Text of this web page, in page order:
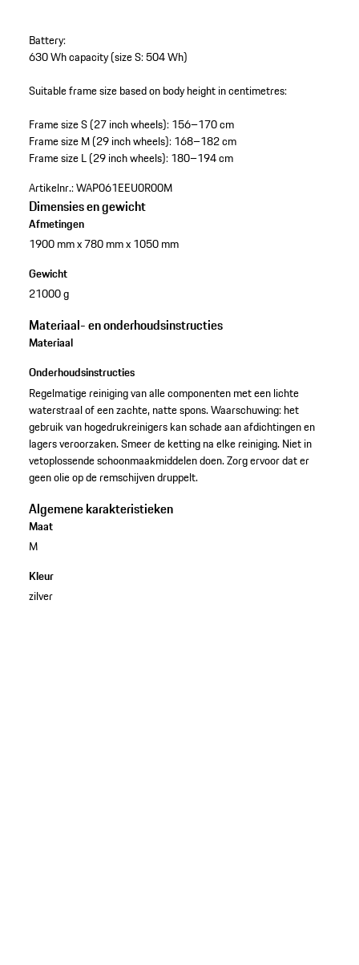
Battery:
630 Wh capacity (size S: 504 Wh)
Suitable frame size based on body height in centimetres:
Frame size S (27 inch wheels): 156–170 cm
Frame size M (29 inch wheels): 168–182 cm
Frame size L (29 inch wheels): 180–194 cm
Artikelnr.:WAP061EEU0R00M
Dimensies en gewicht
Afmetingen
1900 mm x 780 mm x 1050 mm
Gewicht
21000 g
Materiaal- en onderhoudsinstructies
Materiaal
Onderhoudsinstructies
Regelmatige reiniging van alle componenten met een lichte
waterstraal of een zachte, natte spons. Waarschuwing: het
gebruik van hogedrukreinigers kan schade aan afdichtingen en
lagers veroorzaken. Smeer de ketting na elke reiniging. Niet in
vetoplossende schoonmaakmiddelen doen. Zorg ervoor dat er
geen olie op de remschijven druppelt.
Algemene karakteristieken
Maat
M
Kleur
zilver